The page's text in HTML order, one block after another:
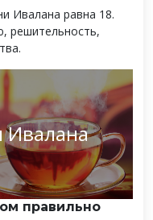
Ивалана равна 18.
решительность,
Ивалана
правильно